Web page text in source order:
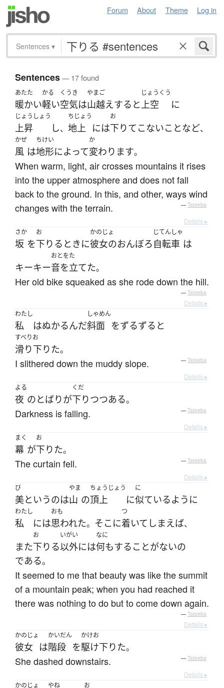
Forum About Theme Log in
Sentences ▾
Sentences— 17 found
あたた
暖かい
かる
軽い
くうき
空気は
やまご
山越えする と
じょうくう
上空 に
じょうしょう
上昇 し、
ちじょう
地上 には
お
下りて こないことなど、
かぜ
風 は
ちけい
地形によって
か
変わります。
When warm, light, air crosses mountains it rises
into the upper atmosphere and does not fall
back to the ground. In this, and other, ways wind
changes with the terrain.
— Tatoeba
Details ▸
さか
坂 を
お
下りる ときに
かのじょ
彼女のおんぼろ
じてんしゃ
自転車 は
キーキー
おとをた
音を立てた。
Her old bike squeaked as she rode down the hill.
— Tatoeba
Details ▸
わたし
私 はぬかるんだ
しゃめん
斜面 をずるずると
すべりお
滑り下りた。
I slithered down the muddy slope. — Tatoeba
Details ▸
よる
夜 のとばりが
くだ
下りつつある。
Darkness is falling. — Tatoeba
Details ▸
まく
幕 が
お
下りた。
The curtain fell. — Tatoeba
Details ▸
び
美というのは
やま
山 の
ちょうじょう
頂上 に
に
似ているよう に
わたし
私 には
おも
思われた。 そこ に
つ
着いて しまえば、
また
お
下りる
いがい
以外には
なに
何もする ことがないの
である。
It seemed to me that beauty was like the summit
of a mountain peak; when you had reached it
there was nothing to do but to come down again.
— Tatoeba
Details ▸
かのじょ
彼女 は
かいだん
階段 を
かけお
駆け下りた。
She dashed downstairs. — Tatoeba
Details ▸
かのじょ
やね お